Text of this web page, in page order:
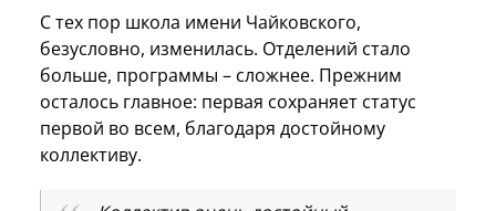
С тех пор школа имени Чайковского,
безусловно, изменилась. Отделений стало
больше, программы – сложнее. Прежним
осталось главное: первая сохраняет статус
первой во всем, благодаря достойному
коллективу.